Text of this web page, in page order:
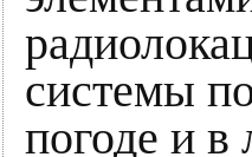
системы
погоде и